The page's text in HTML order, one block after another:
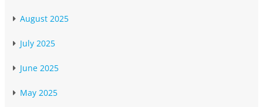
August 2025
July 2025
June 2025
May 2025